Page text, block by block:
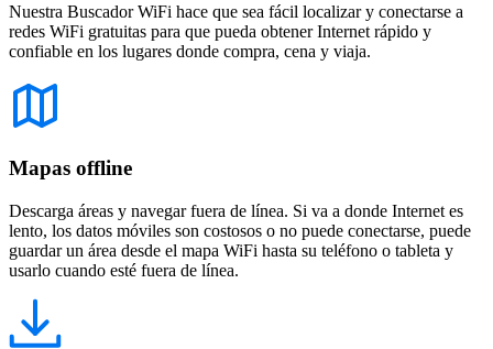
Nuestra Buscador WiFi hace que sea fácil localizar y conectarse a
redes WiFi gratuitas para que pueda obtener Internet rápido y
confiable en los lugares donde compra, cena y viaja.
Mapas offline
Descarga áreas y navegar fuera de línea. Si va a donde Internet es
lento, los datos móviles son costosos o no puede conectarse, puede
guardar un área desde el mapa WiFi hasta su teléfono o tableta y
usarlo cuando esté fuera de línea.